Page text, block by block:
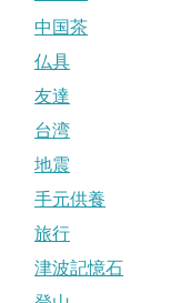
中国茶
仏具
友達
台湾
地震
手元供養
旅行
津波記憶石